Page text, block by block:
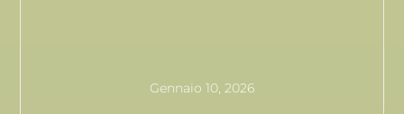
Gennaio 10, 2026